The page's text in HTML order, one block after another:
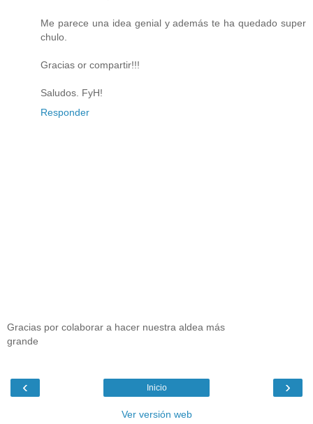
Me parece una idea genial y además te ha quedado super
chulo.
Gracias or compartir!!!
Saludos. FyH!
Responder
Gracias por colaborar a hacer nuestra aldea más
grande
‹ ›
Inicio
Ver versión web